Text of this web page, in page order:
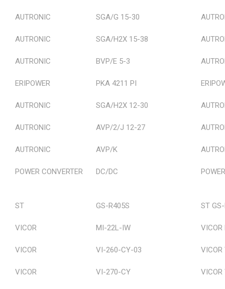
AUTRONIC SGA/G 15-30
AUTRONIC SGA/H2X 15-38
AUTRONIC BVP/E 5-3
ERIPOWER PKA 4211 PI
AUTRONIC SGA/H2X 12-30
AUTRONIC AVP/2/J 12-27
AUTRONIC AVP/K
POWER CONVERTER DC/DC
ST GS-R405S ST
VICOR MI-22L-IW
VICOR VI-260-CY-03
VICOR VI-270-CY